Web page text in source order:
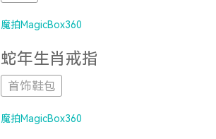
魔拍MagicBox360
蛇年生肖戒指
首饰鞋包
魔拍MagicBox360